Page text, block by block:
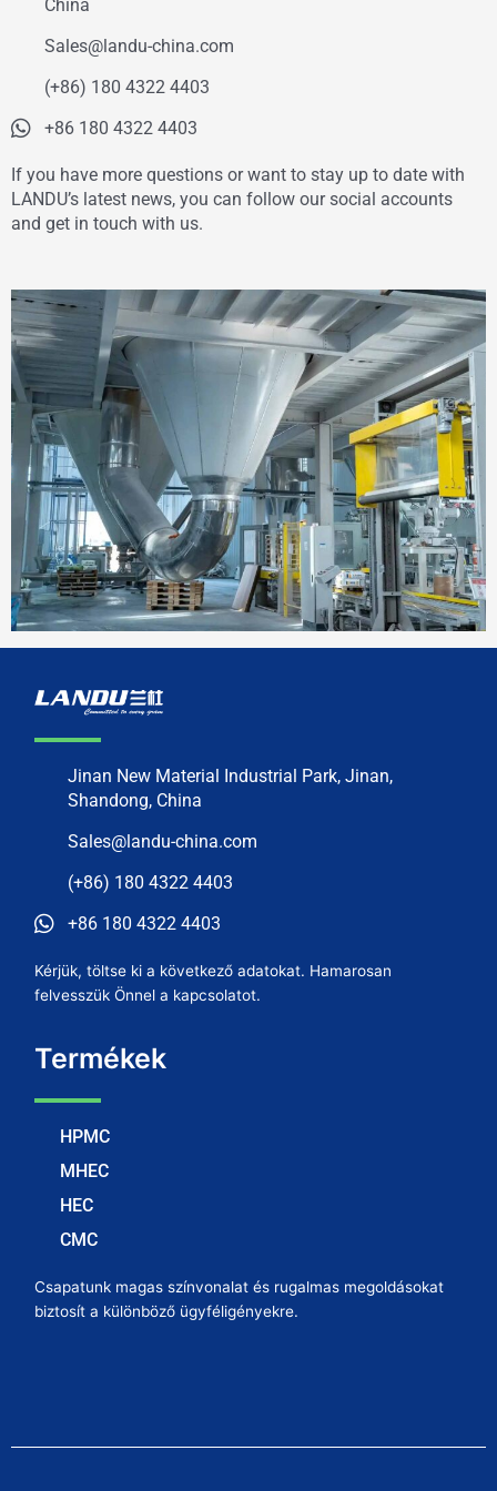
China
Sales@landu-china.com
(+86) 180 4322 4403
+86 180 4322 4403
If you have more questions or want to stay up to date with
LANDU’s latest news, you can follow our social accounts
and get in touch with us.
Jinan New Material Industrial Park, Jinan,
Shandong, China
Sales@landu-china.com
(+86) 180 4322 4403
+86 180 4322 4403
Kérjük, töltse ki a következő adatokat. Hamarosan
felvesszük Önnel a kapcsolatot.
Termékek
HPMC
MHEC
HEC
CMC
Csapatunk magas színvonalat és rugalmas megoldásokat
biztosít a különböző ügyféligényekre.